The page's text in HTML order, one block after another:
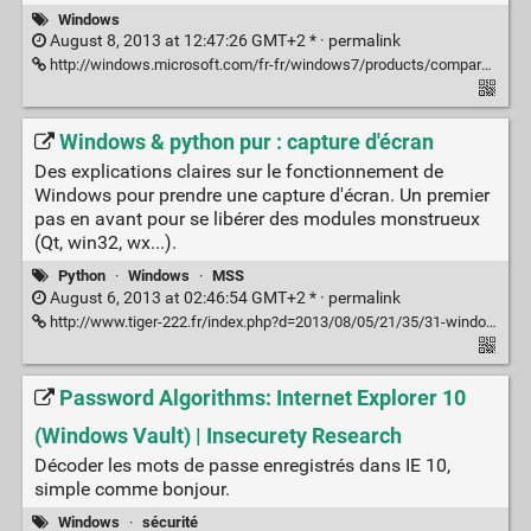
Windows
August 8, 2013 at 12:47:26 GMT+2 * · permalink
http://windows.microsoft.com/fr-fr/windows7/products/compare#T1=tab15
Windows & python pur : capture d'écran
Des explications claires sur le fonctionnement de
Windows pour prendre une capture d'écran. Un premier
pas en avant pour se libérer des modules monstrueux
(Qt, win32, wx...).
Python · Windows · MSS
August 6, 2013 at 02:46:54 GMT+2 * · permalink
http://www.tiger-222.fr/index.php?d=2013/08/05/21/35/31-windows-python-pur-capture-decran
Password Algorithms: Internet Explorer 10
(Windows Vault) | Insecurety Research
Décoder les mots de passe enregistrés dans IE 10,
simple comme bonjour.
Windows · sécurité